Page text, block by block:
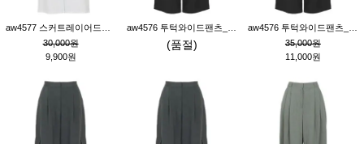
30,000원
9,900원
(품절)
35,000원
11,000원